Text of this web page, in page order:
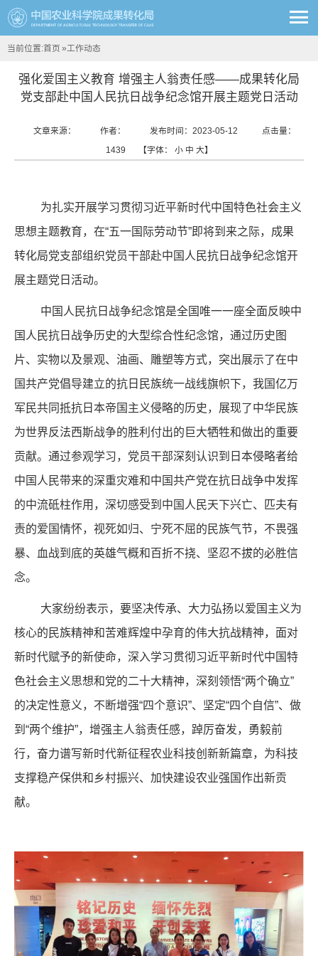
当前位置:首页 »工作动态
强化爱国主义教育 增强主人翁责任感——成果转化局
党支部赴中国人民抗日战争纪念馆开展主题党日活动
文章来源： 作者： 发布时间：2023-05-12
点击量：
1439
【字体： 小 中 大】
为扎实开展学习贯彻习近平新时代中国特色社会主义
思想主题教育，在“五一国际劳动节”即将到来之际，成果
转化局党支部组织党员干部赴中国人民抗日战争纪念馆开
展主题党日活动。
中国人民抗日战争纪念馆是全国唯一一座全面反映中
国人民抗日战争历史的大型综合性纪念馆，通过历史图
片、实物以及景观、油画、雕塑等方式，突出展示了在中
国共产党倡导建立的抗日民族统一战线旗帜下，我国亿万
军民共同抵抗日本帝国主义侵略的历史，展现了中华民族
为世界反法西斯战争的胜利付出的巨大牺牲和做出的重要
贡献。通过参观学习，党员干部深刻认识到日本侵略者给
中国人民带来的深重灾难和中国共产党在抗日战争中发挥
的中流砥柱作用，深切感受到中国人民天下兴亡、匹夫有
责的爱国情怀，视死如归、宁死不屈的民族气节，不畏强
暴、血战到底的英雄气概和百折不挠、坚忍不拔的必胜信
念。
大家纷纷表示，要坚决传承、大力弘扬以爱国主义为
核心的民族精神和苦难辉煌中孕育的伟大抗战精神，面对
新时代赋予的新使命，深入学习贯彻习近平新时代中国特
色社会主义思想和党的二十大精神，深刻领悟“两个确立”
的决定性意义，不断增强“四个意识”、坚定“四个自信”、做
到“两个维护”，增强主人翁责任感，踔厉奋发，勇毅前
行，奋力谱写新时代新征程农业科技创新新篇章，为科技
支撑稳产保供和乡村振兴、加快建设农业强国作出新贡
献。